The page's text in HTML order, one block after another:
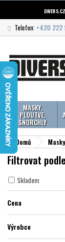
DIVERS.CZ
Telefon: +420 222
MASKY,
PLOUTVE,
ŠNORCHLY
Domů
Filtrovat podle
Skladem
Cena
Výrobce